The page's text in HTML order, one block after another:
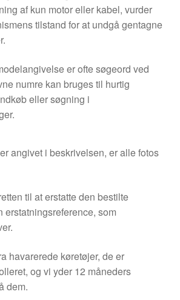
af kun motor eller kabel, vurder
tilstand for at undgå gentagne
er ofte søgeord ved
numre kan bruges til hurtig
eller søgning i
angivet i beskrivelsen, er alle fotos
til at erstatte den bestilte
erstatningsreference, som
havarerede køretøjer, de er
og vi yder 12 måneders
dem.